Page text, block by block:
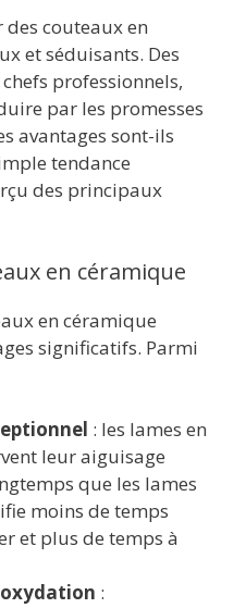
des couteaux en
et séduisants. Des
professionnels,
par les promesses
avantages sont-ils
tendance
des principaux
en céramique
en céramique
significatifs. Parmi
: les lames en
leur aiguisage
que les lames
moins de temps
et plus de temps à
: